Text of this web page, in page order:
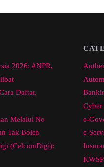
2026: ANPR,
Daftar,
Melalui No
Tak Boleh
(CelcomDigi):
Cyber
e-
e-
KWSP